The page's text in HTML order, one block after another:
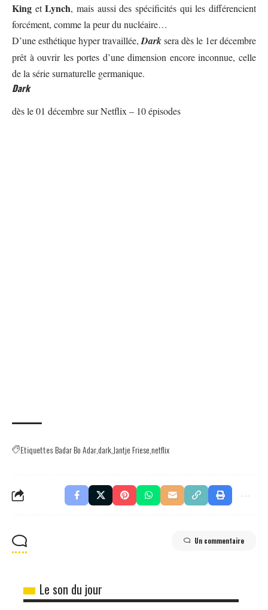
King etLynch, mais aussi des spécificités qui les différencient
forcément, comme la peur du nucléaire…
D’une esthétique hyper travaillée, Darksera dès le 1er décembre
prêt à ouvrir les portes d’une dimension encore inconnue, celle
de la série surnaturelle germanique.
Dark
dès le 01 décembre surNetflix– 10 épisodes
EtiquettesBadar Bo AdardarkJantje Friesenetflix
Un commentaire
Le son du jour